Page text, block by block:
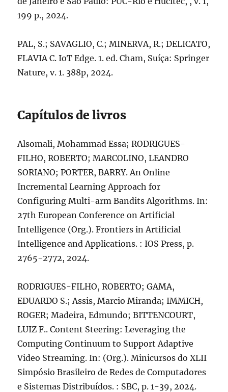
199 p., 2024.
PAL, S.; SAVAGLIO, C.; MINERVA, R.; DELICATO,
FLAVIA C. IoT Edge. 1. ed. Cham, Suíça: Springer
Nature, v. 1. 388p, 2024.
Capítulos de livros
Alsomali, Mohammad Essa; RODRIGUES-
FILHO, ROBERTO; MARCOLINO, LEANDRO
SORIANO; PORTER, BARRY. An Online
Incremental Learning Approach for
Configuring Multi-arm Bandits Algorithms. In:
27th European Conference on Artificial
Intelligence (Org.). Frontiers in Artificial
Intelligence and Applications. : IOS Press, p.
2765-2772, 2024.
RODRIGUES-FILHO, ROBERTO; GAMA,
EDUARDO S.; Assis, Marcio Miranda; IMMICH,
ROGER; Madeira, Edmundo; BITTENCOURT,
LUIZ F.. Content Steering: Leveraging the
Computing Continuum to Support Adaptive
Video Streaming. In: (Org.). Minicursos do XLII
Simpósio Brasileiro de Redes de Computadores
e Sistemas Distribuídos. : SBC, p. 1-39, 2024.